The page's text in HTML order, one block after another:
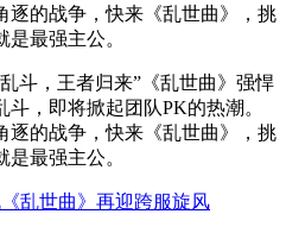
逐的战争，快来《乱世曲》，挑
最强主公。
斗，王者归来”《乱世曲》强悍
，即将掀起团队PK的热潮。
逐的战争，快来《乱世曲》，挑
最强主公。